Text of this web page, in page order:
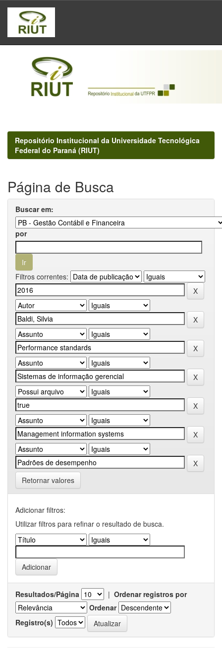
Skip
navigation
Repositório Institucional da Universidade Tecnológica
Federal do Paraná (RIUT)
Página de Busca
Buscar em:
por
Filtros correntes:
Retornar valores
Adicionar filtros:
Utilizar filtros para refinar o resultado de busca.
Resultados/Página | Ordenar registros por
Ordenar
Registro(s)